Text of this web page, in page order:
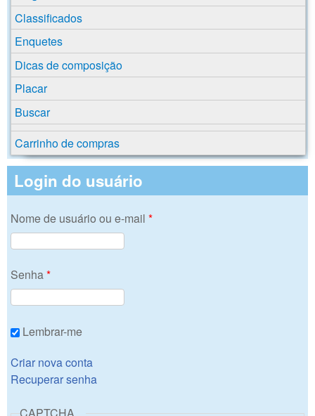
Classificados
Enquetes
Dicas de composição
Placar
Buscar
Carrinho de compras
Login do usuário
Nome de usuário ou e-mail *
Senha*
Lembrar-me
Criar nova conta
Recuperar senha